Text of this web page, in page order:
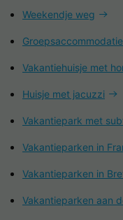
Weekendje weg
Vakantiehuisje met
Huisje met jacuzzi
Vakantiepark met
Vakantieparken in
Vakantieparken in
Vakantieparken aan